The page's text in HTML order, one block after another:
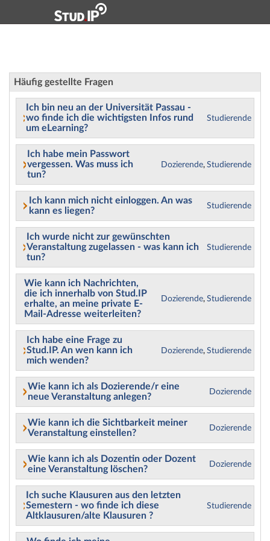
Hauptnavigation
Support - Häufig gestellte Fragen
Häufig gestellte Fragen
Ich bin neu an der Universität Passau -
wo finde ich die wichtigsten Infos rund
um eLearning?
Studierende
Ich habe mein Passwort
vergessen. Was muss ich
tun?
Dozierende, Studierende
Ich kann mich nicht einloggen. An was
kann es liegen?
Studierende
Ich wurde nicht zur gewünschten
Veranstaltung zugelassen - was kann ich
tun?
Studierende
Wie kann ich Nachrichten,
die ich innerhalb von Stud.IP
erhalte, an meine private E-
Mail-Adresse weiterleiten?
Dozierende, Studierende
Ich habe eine Frage zu
Stud.IP. An wen kann ich
mich wenden?
Dozierende, Studierende
Wie kann ich als Dozierende/r eine
neue Veranstaltung anlegen?
Dozierende
Wie kann ich die Sichtbarkeit meiner
Veranstaltung einstellen?
Dozierende
Wie kann ich als Dozentin oder Dozent
eine Veranstaltung löschen?
Dozierende
Ich suche Klausuren aus den letzten
Semestern - wo finde ich diese
Altklausuren/alte Klausuren ?
Studierende